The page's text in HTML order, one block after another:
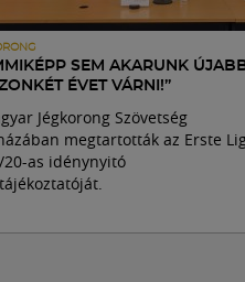
SEM AKARUNK
ÉVET VÁRNI!”
Jégkorong Szövetség
megtartották az Erste
20-as idénynyitó